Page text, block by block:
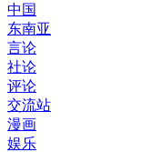
中国
东南亚
言论
社论
评论
交流站
漫画
娱乐